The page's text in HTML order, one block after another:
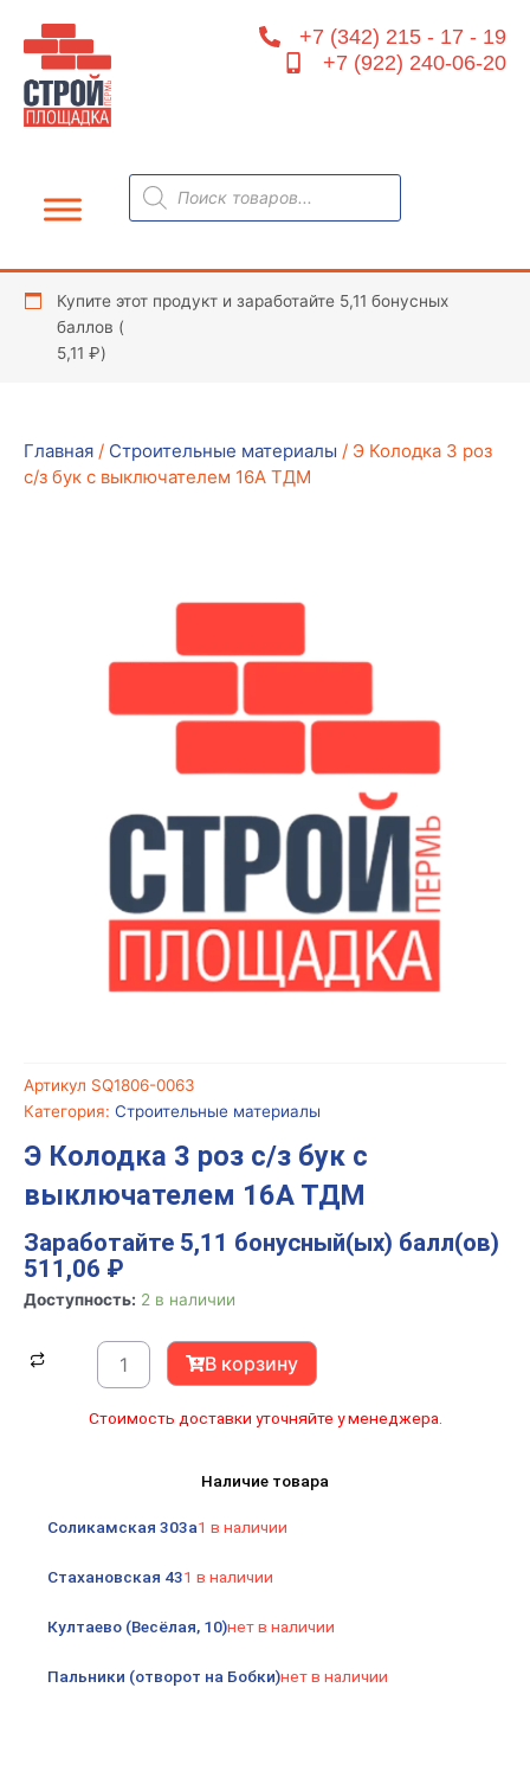
содержимому
+7 (342) 215 - 17 - 19
+7 (922) 240-06-20
Поиск
товаров
Купите этот продукт и заработайте 5,11 бонусных
баллов (
5,11 ₽)
Главная / Строительные материалы / Э Колодка 3 роз
с/з бук c выключателем 16А ТДМ
Артикул SQ1806-0063
Категория: Строительные материалы
Э Колодка 3 роз с/з бук c
выключателем 16А ТДМ
Заработайте 5,11 бонусный(ых) балл(ов)
511,06 ₽
Доступность: 2 в наличии
Количество
Колодка
c
16А
В корзину
Стоимость доставки уточняйте у менеджера.
Наличие товара
Соликамская 303а1 в наличии
Стахановская 431 в наличии
Култаево (Весёлая, 10)нет в наличии
Пальники (отворот на Бобки)нет в наличии